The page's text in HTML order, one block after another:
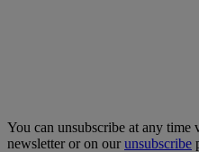
You can unsubscribe at any
newsletter or on ourunsubscribe